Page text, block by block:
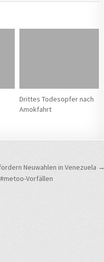
Drittes Todesopfer nach
Amokfahrt
Neuwahlen in Venezuela →
Vorfällen